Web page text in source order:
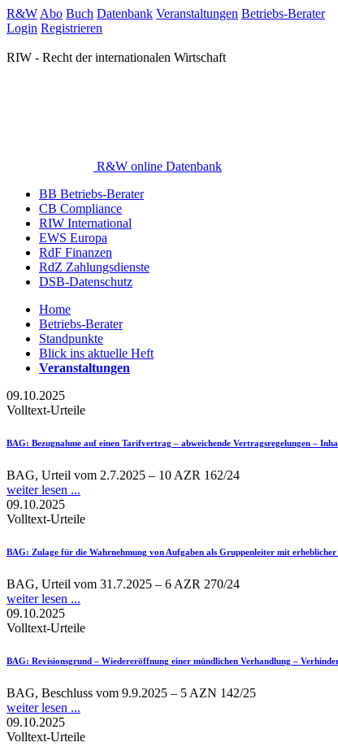
R&W Abo Buch Datenbank Veranstaltungen Betriebs-Berater
Login Registrieren
RIW - Recht der internationalen Wirtschaft
R&W online Datenbank
BB Betriebs-Berater
CB Compliance
RIW International
EWS Europa
RdF Finanzen
RdZ Zahlungsdienste
DSB-Datenschutz
Home
Betriebs-Berater
Standpunkte
Blick ins aktuelle Heft
Veranstaltungen
09.10.2025
Volltext-Urteile
BAG: Bezugnahme auf einen Tarifvertrag – abweichende Vertragsregelungen –
BAG, Urteil vom 2.7.2025 – 10 AZR 162/24
weiter lesen ...
09.10.2025
Volltext-Urteile
BAG: Zulage für die Wahrnehmung von Aufgaben als Gruppenleiter mit
BAG, Urteil vom 31.7.2025 – 6 AZR 270/24
weiter lesen ...
09.10.2025
Volltext-Urteile
BAG: Revisionsgrund – Wiedereröffnung einer mündlichen Verhandlung –
BAG, Beschluss vom 9.9.2025 – 5 AZN 142/25
weiter lesen ...
09.10.2025
Volltext-Urteile